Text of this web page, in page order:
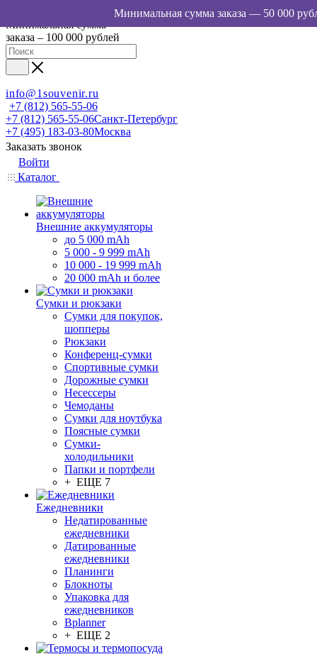
Минимальная сумма
заказа – 100 000 рублей
info@1souvenir.ru
+7 (812) 565-55-06
+7 (812) 565-55-06Санкт-Петербург
+7 (495) 183-03-80Москва
Заказать звонок
Войти
Каталог
Внешние аккумуляторы
до 5 000 mAh
5 000 - 9 999 mAh
10 000 - 19 999 mAh
20 000 mAh и более
Сумки и рюкзаки
Сумки для покупок,
шопперы
Рюкзаки
Конференц-сумки
Спортивные сумки
Дорожные сумки
Несессеры
Чемоданы
Сумки для ноутбука
Поясные сумки
Сумки-
холодильники
Папки и портфели
+ ЕЩЕ 7
Ежедневники
Недатированные
ежедневники
Датированные
ежедневники
Планинги
Блокноты
Упаковка для
ежедневников
Bplanner
+ ЕЩЕ 2